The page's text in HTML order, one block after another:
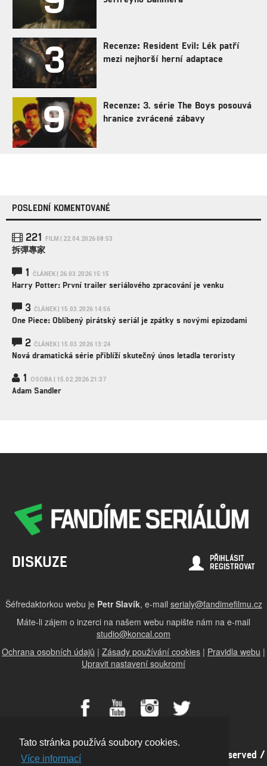
Tato stránka používá soubory cookies.
Více informací
3
Recenze: Resident Evil: Lék patří
mezi nejhorší herní adaptace
9
Recenze: 3. série The Boys posouvá
hranice zvrácené zábavy
POSLEDNÍ KOMENTOVANÉ
221 FILM | 22.04.2026 08:53
拆彈專家
1 ČLÁNEK | 26.03.2026 15:15
Harry Potter: První trailer seriálového zpracování je venku
3 ČLÁNEK | 15.03.2026 14:56
One Piece: Oblíbený pirátský seriál je zpátky s novými epizodami
2 ČLÁNEK | 15.03.2026 13:24
Nová dramatická série přiblíží skutečný únos letadla teroristy
1 OSOBA | 15.02.2026 21:37
Adam Sandler
PŘIHLÁSIT
REGISTROVAT
DISKUZE
Šéfredaktorkou webu je Petr Slavík, e-mail serialy@fandimefilmu.cz
Máte-li zájem o inzerci na našem webu napište nám na e-mail
studio@koncal.com
Ochrana osobních údajů | Zásady používání cookies | Pravidla webu |
Upravit nastavení soukromí
© 2016 – 2026 FandimeSerialum.cz / All rights reserved /